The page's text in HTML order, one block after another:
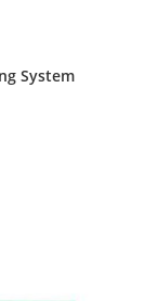
System